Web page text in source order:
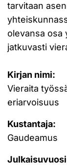
tarvitaan
olevansa osa
jatkuvasti
Kirjan nimi:
Vieraita
eriarvoisuus
Kustantaja:
Gaudeamus